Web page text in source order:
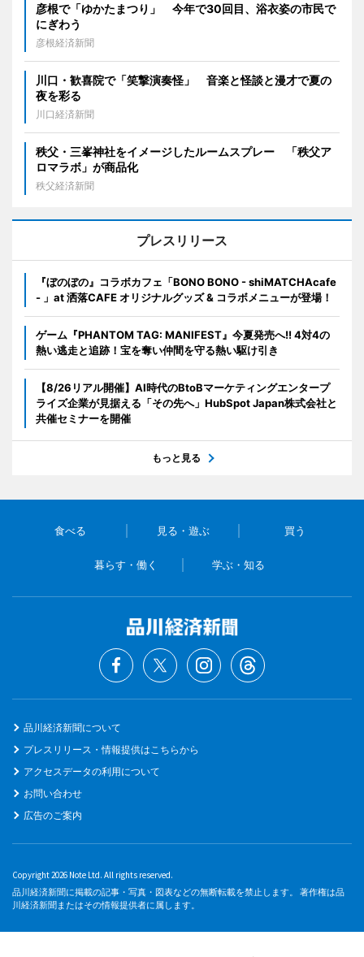
彦根で「ゆかたまつり」 今年で30回目、浴衣姿の市民で
にぎわう
彦根経済新聞
川口・歓喜院で「笑撃演奏怪」 音楽と怪談と漫才で夏の
夜を彩る
川口経済新聞
秩父・三峯神社をイメージしたルームスプレー 「秩父ア
ロマラボ」が商品化
秩父経済新聞
プレスリリース
『ぼのぼの』コラボカフェ「BONO BONO - shiMATCHAcafe
- 」at 洒落CAFE オリジナルグッズ & コラボメニューが登場！
ゲーム『PHANTOM TAG: MANIFEST』今夏発売へ!! 4対4の
熱い逃走と追跡！宝を奪い仲間を守る熱い駆け引き
【8/26リアル開催】AI時代のBtoBマーケティングエンタープ
ライズ企業が見据える「その先へ」HubSpot Japan株式会社と
共催セミナーを開催
もっと見る
食べる 見る・遊ぶ 買う
暮らす・働く 学ぶ・知る
品川経済新聞について
プレスリリース・情報提供はこちらから
アクセスデータの利用について
お問い合わせ
広告のご案内
Copyright 2026 Note Ltd. All rights reserved.
品川経済新聞に掲載の記事・写真・図表などの無断転載を禁止します。 著作権は品
川経済新聞またはその情報提供者に属します。